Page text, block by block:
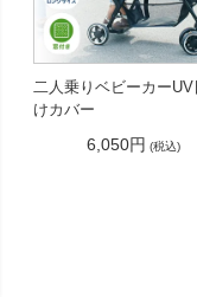
二人乗りベビーカーUV
けカバー
6,050円 (税込)